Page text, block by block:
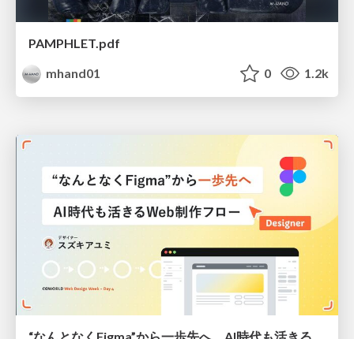
PAMPHLET.pdf
mhand01
0 1.2k